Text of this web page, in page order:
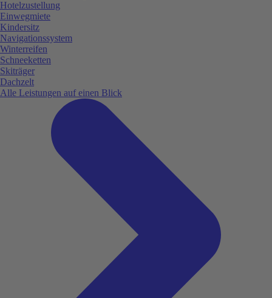
Hotelzustellung
Einwegmiete
Kindersitz
Navigationssystem
Winterreifen
Schneeketten
Skiträger
Dachzelt
Alle Leistungen auf einen Blick